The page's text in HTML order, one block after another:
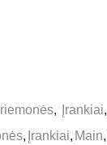
, Įrankiai,
, Įrankiai, Main,